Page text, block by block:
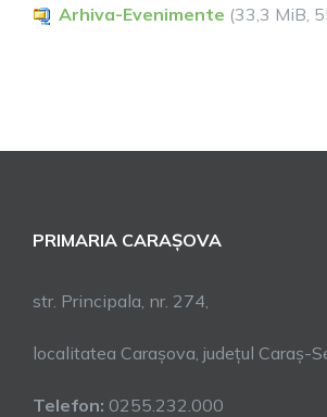
Arhiva-Evenimente (33,3 MiB,
PRIMARIA CARAȘOVA
str. Principala, nr. 274,
localitatea Carașova, județul Caraș-
Telefon: 0255.232.000